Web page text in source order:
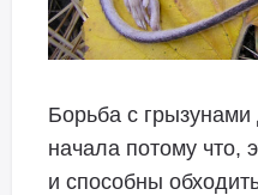
Борьба с
начала потому что,
и способны